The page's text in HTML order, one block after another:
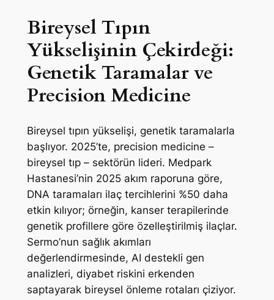
Bireysel Tıpın
Yükselişinin Çekirdeği:
Genetik Taramalar ve
Precision Medicine
Bireysel tıpın yükselişi, genetik taramalarla
başlıyor. 2025’te, precision medicine –
bireysel tıp – sektörün lideri. Medpark
Hastanesi’nin 2025 akım raporuna göre,
DNA taramaları ilaç tercihlerini %50 daha
etkin kılıyor; örneğin, kanser terapilerinde
genetik profillere göre özelleştirilmiş ilaçlar.
Sermo’nun sağlık akımları
değerlendirmesinde, AI destekli gen
analizleri, diyabet riskini erkenden
saptayarak bireysel önleme rotaları çiziyor.